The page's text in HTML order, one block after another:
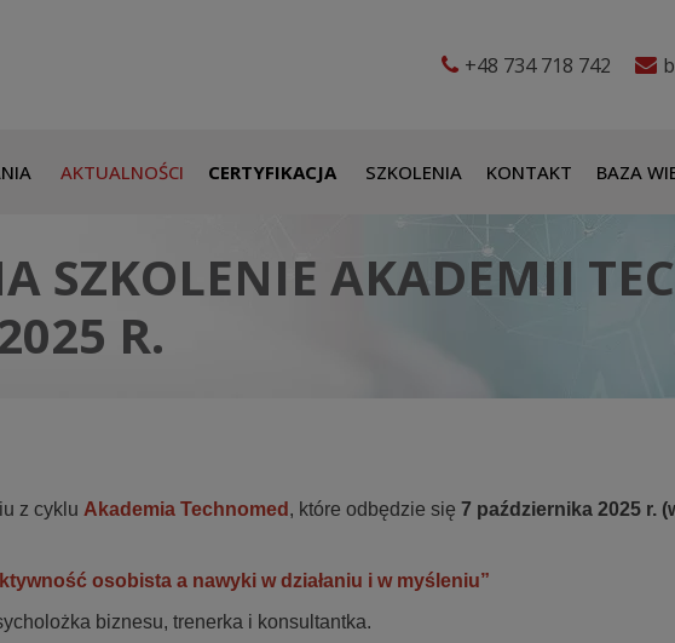
+48 734 718 742
AKTUALNOŚCI CERTYFIKACJA SZKOLENIA KONTAKT BAZA
SZKOLENIE AKADEMII
R.
z cyklu Akademia Technomed , które odbędzie się 7 października 2025 r.
osobista a nawyki w działaniu i w myśleniu”
biznesu, trenerka i konsultantka.